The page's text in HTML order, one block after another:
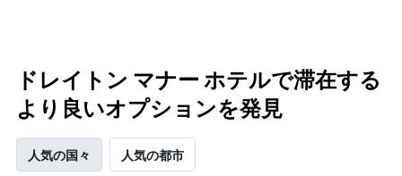
ドレイトン マナー ホテルで滞在する
より良いオプションを発見
人気の国々 人気の都市